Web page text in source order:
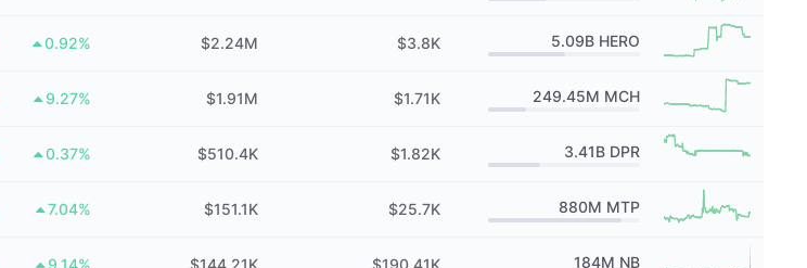
0.92% $2.24M $3.8K 5.09B HERO
9.27% $1.91M $1.71K 249.45M MCH
0.37% $510.4K $1.82K 3.41B DPR
7.04% $151.1K $25.7K 880M MTP
9.14% $144.21K $190.41K 184M NB